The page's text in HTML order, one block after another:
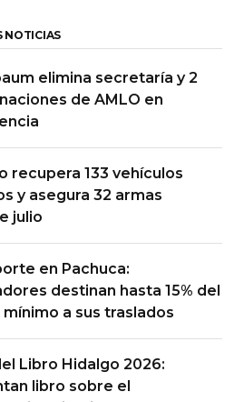
NOTICIAS
elimina secretaría y 2
de AMLO en
recupera 133 vehículos
y asegura 32 armas
julio
en Pachuca:
destinan hasta 15% del
mínimo a sus traslados
Libro Hidalgo 2026:
libro sobre el